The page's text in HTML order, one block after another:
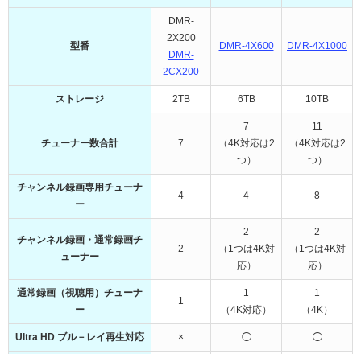
型番
DMR-
2X200
DMR-
2CX200
DMR-4X600 DMR-4X1000
ストレージ 2TB 6TB 10TB
チューナー数合計 7
7
（4K対応は2
つ）
11
（4K対応は2
つ）
チャンネル録画専用チューナ
ー
4 4 8
チャンネル録画・通常録画チ
ューナー
2
2
（1つは4K対
応）
2
（1つは4K対
応）
通常録画（視聴用）チューナ
ー
1
1
（4K対応）
1
（4K）
Ultra HD ブル－レイ再生対応 × ◯ ◯